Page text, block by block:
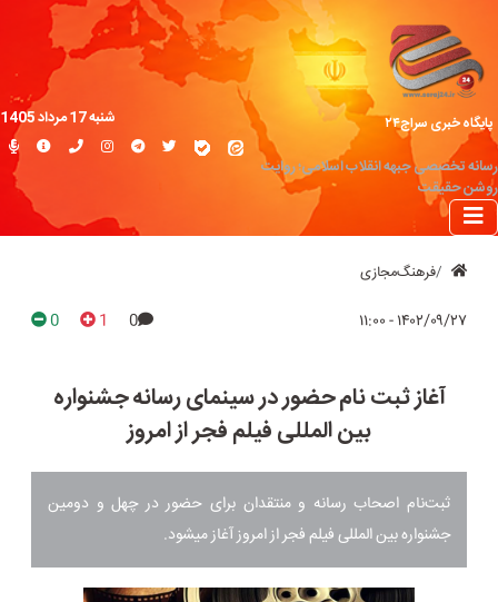
پایگاه خبری سراج۲۴
رسانه تخصصی جبهه انقلاب اسلامی؛ روایت
روشن حقیقت
شنبه 17 مرداد 1405
فرهنگ‌مجازی
۱۴۰۲/۰۹/۲۷ - ۱۱:۰۰ 0
1
0
آغاز ثبت نام حضور در سینمای رسانه جشنواره
بین المللی فیلم فجر از امروز
ثبت‌نام اصحاب رسانه و منتقدان برای حضور در چهل و دومین
جشنواره بین المللی فیلم فجر از امروز آغاز میشود.